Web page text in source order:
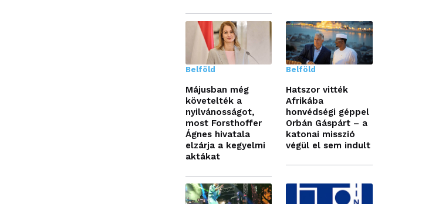
Belföld
Májusban még
követelték a
nyilvánosságot,
most Forsthoffer
Ágnes hivatala
elzárja a kegyelmi
aktákat
Belföld
Hatszor vitték
Afrikába
honvédségi géppel
Orbán Gáspárt – a
katonai misszió
végül el sem indult